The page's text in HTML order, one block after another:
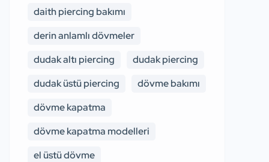
daith piercing bakımı
derin anlamlı dövmeler
dudak altı piercing
dudak piercing
dudak üstü piercing
dövme bakımı
dövme kapatma
dövme kapatma modelleri
el üstü dövme